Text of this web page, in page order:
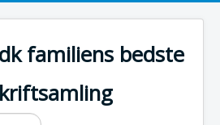
familiens bedste